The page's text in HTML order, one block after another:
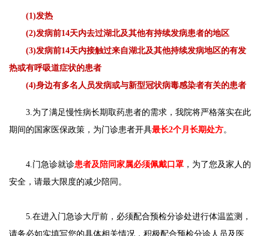
(1)发热
(2)发病前14天内去过湖北及其他有持续发病患者的地区
(3)发病前14天内接触过来自湖北及其他持续发病地区的有发
热或有呼吸道症状的患者
(4)身边有多名人员发病或与新型冠状病毒感染者有关的患者
3.为了满足慢性病长期取药患者的需求，我院将严格落实在此
期间的国家医保政策，为门诊患者开具最长2个月长期处方。
4.门急诊就诊患者及陪同家属必须佩戴口罩 ，为了您及家人的
安全，请最大限度的减少陪同。
5.在进入门急诊大厅前，必须配合预检分诊处进行体温监测，
请务必如实填写您的具体相关情况，积极配合预检分诊人员及医